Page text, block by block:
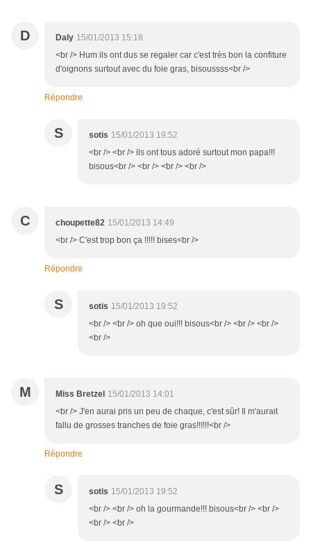
D Daly 15/01/2013 15:18
<br /> Hum ils ont dus se regaler car c'est très bon la confiture
d'oignons surtout avec du foie gras, bisoussss<br />
Répondre
S sotis 15/01/2013 19:52
<br /> <br /> ils ont tous adoré surtout mon papa!!!
bisous<br /> <br /> <br /> <br />
C choupette82 15/01/2013 14:49
<br /> C'est trop bon ça !!!!! bises<br />
Répondre
S sotis 15/01/2013 19:52
<br /> <br /> oh que oui!!! bisous<br /> <br /> <br />
<br />
M Miss Bretzel 15/01/2013 14:01
<br /> J'en aurai pris un peu de chaque, c'est sûr! Il m'aurait
fallu de grosses tranches de foie gras!!!!!!<br />
Répondre
S sotis 15/01/2013 19:52
<br /> <br /> oh la gourmande!!! bisous<br /> <br />
<br /> <br />